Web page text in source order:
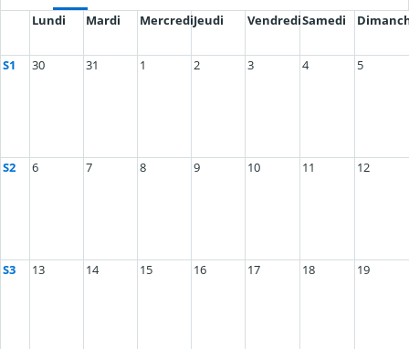
Lundi
Mardi MercrediJeudi VendrediSamedi
S1 30 31 1 2 3 4 5
S2 6 7 8 9 10 11 12
S3 13 14 15 16 17 18 19